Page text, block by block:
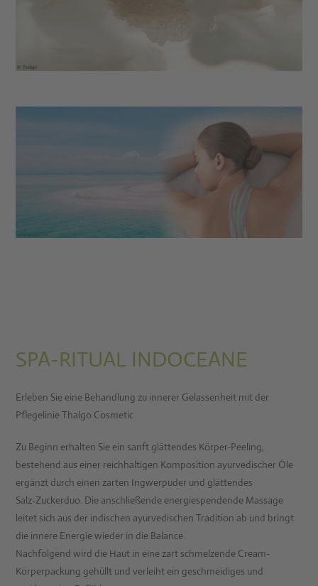
SPA-RITUAL INDOCEANE
Erleben Sie eine Behandlung zu innerer Gelassenheit mit der
Pflegelinie Thalgo Cosmetic
Zu Beginn erhalten Sie ein sanft glättendes Körper-Peeling,
bestehend aus einer reichhaltigen Komposition ayurvedischer Öle
ergänzt durch einen zarten Ingwerpuder und glättendes
Salz-Zuckerduo. Die anschließende energiespendende Massage
leitet sich aus der indischen ayurvedischen Tradition ab und bringt
die innere Energie wieder in die Balance.
Nachfolgend wird die Haut in eine zart schmelzende Cream-
Körperpackung gehüllt und verleiht ein geschmeidiges und